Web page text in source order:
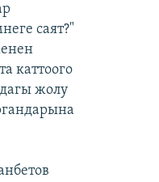
саят?"
каттоого
жолу